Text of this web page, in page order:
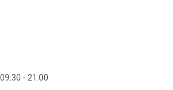
09:30 - 21:00